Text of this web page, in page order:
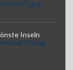
Inseln